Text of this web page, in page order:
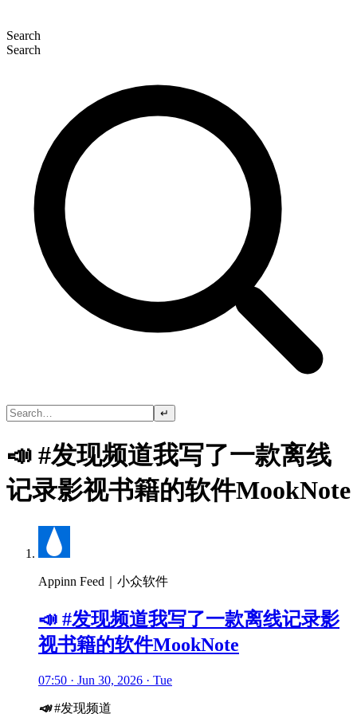
Search
Search
↵
📣 #发现频道我写了一款离线
记录影视书籍的软件MookNote
Appinn Feed｜小众软件
📣 #发现频道我写了一款离线记录影
视书籍的软件MookNote
07:50 · Jun 30, 2026 · Tue
📣#发现频道